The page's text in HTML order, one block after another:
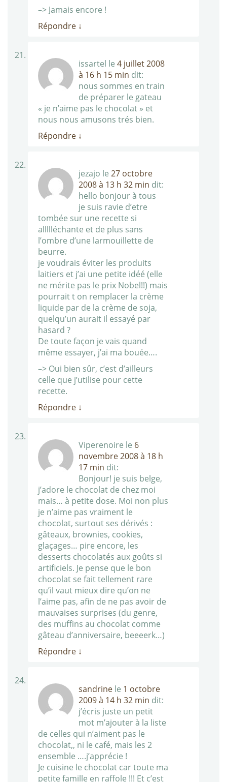
–> Jamais encore !
Répondre ↓
issartel le 4 juillet 2008
à 16 h 15 min dit:
nous sommes en train
de préparer le gateau
« je n’aime pas le chocolat » et
nous nous amusons trés bien.
Répondre ↓
jezajo le 27 octobre
2008 à 13 h 32 min dit:
hello bonjour à tous
je suis ravie d’etre
tombée sur une recette si
allllléchante et de plus sans
l’ombre d’une larmouillette de
beurre.
je voudrais éviter les produits
laitiers et j’ai une petite idéé (elle
ne mérite pas le prix Nobel!!) mais
pourrait t on remplacer la crème
liquide par de la crème de soja,
quelqu’un aurait il essayé par
hasard ?
De toute façon je vais quand
même essayer, j’ai ma bouée….
–> Oui bien sûr, c’est d’ailleurs
celle que j’utilise pour cette
recette.
Répondre ↓
Viperenoire le 6
novembre 2008 à 18 h
17 min dit:
Bonjour! je suis belge,
j’adore le chocolat de chez moi
mais… à petite dose. Moi non plus
je n’aime pas vraiment le
chocolat, surtout ses dérivés :
gâteaux, brownies, cookies,
glaçages… pire encore, les
desserts chocolatés aux goûts si
artificiels. Je pense que le bon
chocolat se fait tellement rare
qu’il vaut mieux dire qu’on ne
l’aime pas, afin de ne pas avoir de
mauvaises surprises (du genre,
des muffins au chocolat comme
gâteau d’anniversaire, beeeerk…)
Répondre ↓
sandrine le 1 octobre
2009 à 14 h 32 min dit:
j’écris juste un petit
mot m’ajouter à la liste
de celles qui n’aiment pas le
chocolat,, ni le café, mais les 2
ensemble ….j’apprécie !
Je cuisine le chocolat car toute ma
petite famille en raffole !!! Et c’est